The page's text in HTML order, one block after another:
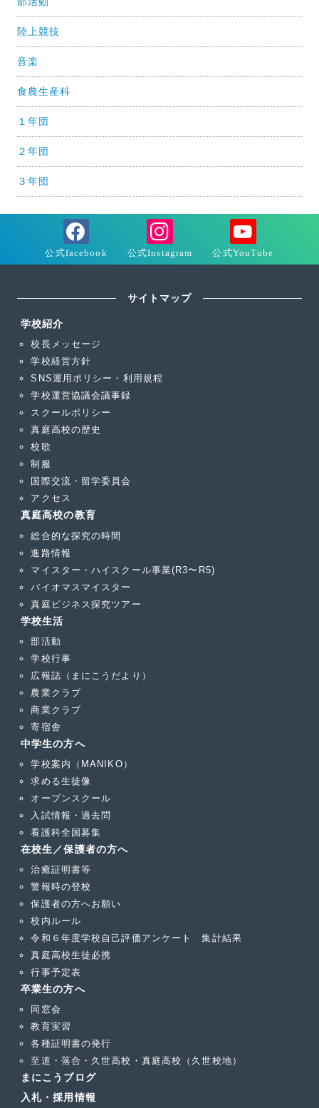
陸上競技
音楽
食農生産科
１年団
２年団
３年団
サイトマップ
学校紹介
校長メッセージ
学校経営方針
SNS運用ポリシー・利用規程
学校運営協議会議事録
スクールポリシー
真庭高校の歴史
校歌
制服
国際交流・留学委員会
アクセス
真庭高校の教育
総合的な探究の時間
進路情報
マイスター・ハイスクール事業(R3〜R5)
バイオマスマイスター
真庭ビジネス探究ツアー
学校生活
部活動
学校行事
広報誌（まにこうだより）
農業クラブ
商業クラブ
寄宿舎
中学生の方へ
学校案内（MANIKO）
求める生徒像
オープンスクール
入試情報・過去問
看護科全国募集
在校生／保護者の方へ
治癒証明書等
警報時の登校
保護者の方へお願い
校内ルール
令和６年度学校自己評価アンケート 集計結果
真庭高校生徒必携
行事予定表
卒業生の方へ
同窓会
教育実習
各種証明書の発行
至道・落合・久世高校・真庭高校（久世校地）
まにこうブログ
入札・採用情報